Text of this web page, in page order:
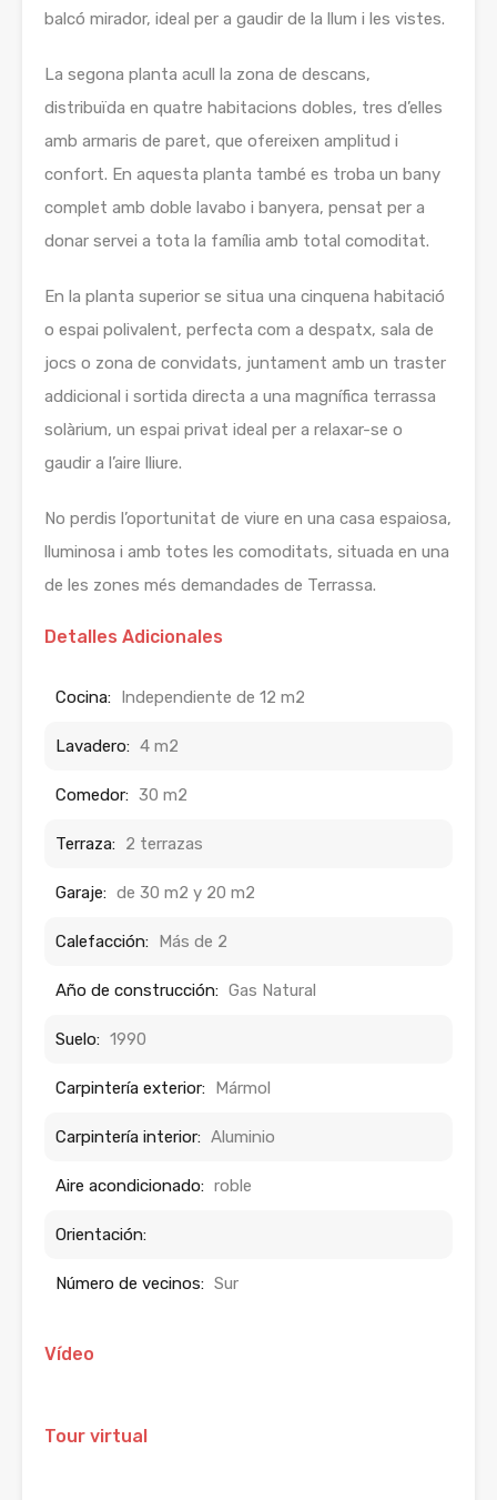
balcó mirador, ideal per a gaudir de la llum i les vistes.
La segona planta acull la zona de descans,
distribuïda en quatre habitacions dobles, tres d’elles
amb armaris de paret, que ofereixen amplitud i
confort. En aquesta planta també es troba un bany
complet amb doble lavabo i banyera, pensat per a
donar servei a tota la família amb total comoditat.
En la planta superior se situa una cinquena habitació
o espai polivalent, perfecta com a despatx, sala de
jocs o zona de convidats, juntament amb un traster
addicional i sortida directa a una magnífica terrassa
solàrium, un espai privat ideal per a relaxar-se o
gaudir a l’aire lliure.
No perdis l’oportunitat de viure en una casa espaiosa,
lluminosa i amb totes les comoditats, situada en una
de les zones més demandades de Terrassa.
Detalles Adicionales
Cocina: Independiente de 12 m2
Lavadero: 4 m2
Comedor: 30 m2
Terraza: 2 terrazas
Garaje: de 30 m2 y 20 m2
Calefacción: Más de 2
Año de construcción: Gas Natural
Suelo: 1990
Carpintería exterior: Mármol
Carpintería interior: Aluminio
Aire acondicionado: roble
Orientación:
Número de vecinos: Sur
Vídeo
Tour virtual